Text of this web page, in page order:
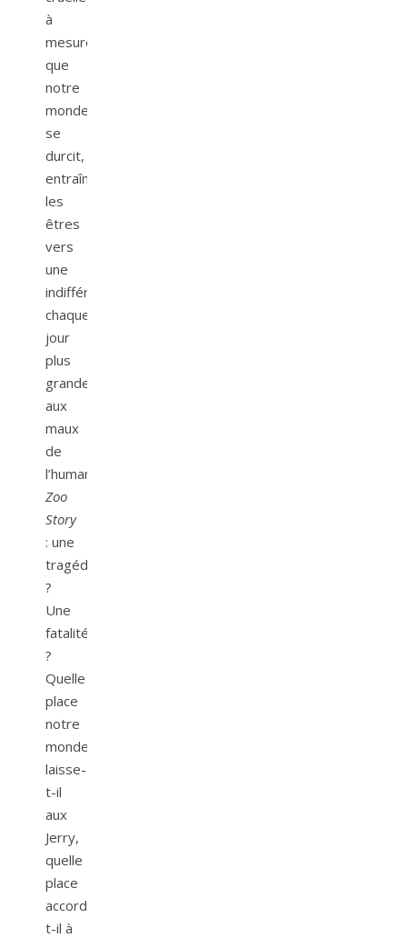
à
mesure
que
notre
monde
se
durcit,
entraînant
les
êtres
vers
une
indifférence
chaque
jour
plus
grande
aux
maux
de
l’humanité.
Zoo
Story
: une
tragédie
?
Une
fatalité
?
Quelle
place
notre
monde
laisse-
t-il
aux
Jerry,
quelle
place
accorde-
t-il à